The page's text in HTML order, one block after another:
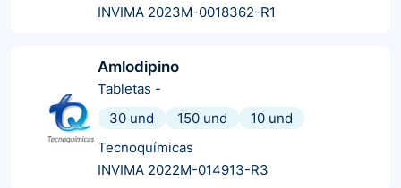
INVIMA 2023M-0018362-R1
Amlodipino
Tabletas -
30 und
150 und
10 und
Tecnoquímicas
INVIMA 2022M-014913-R3